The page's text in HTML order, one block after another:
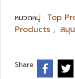
หมวดหมู่ : Top
Products , สมุ
Share